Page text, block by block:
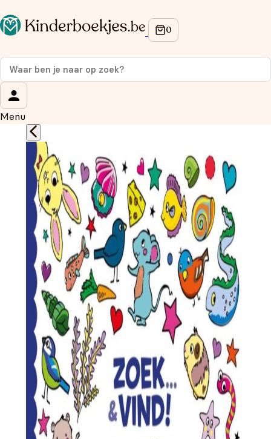
Menu
Op de hoogte blijven van onze acties?
Meld je aan voor onze nieuwsbrief en ontvang
korting
Wat is je voornaam?
Wat is je e-mailadres?
Aanmelden
We gebruiken je gegevens om contact op te nemen,
in overeenstemming met ons
privacybeleid.